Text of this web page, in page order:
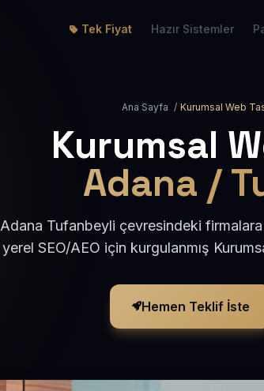
Tek Fiyat Hazır Sistemler
Ana Sayfa / Kurumsal Web
Kurumsal
Adana /
Adana Tufanbeyli çevresindeki
yerel SEO/AEO için kurgulanmış
Hemen Teklif İste